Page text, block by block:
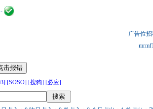
广告位
-
[SOSO] [搜狗] [必应]